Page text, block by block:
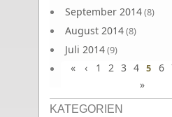
September 2014(8)
August 2014(8)
Juli 2014(9)
Juni 2014(8)
« ‹ 1 2 3 4 5 6
»
KATEGORIEN